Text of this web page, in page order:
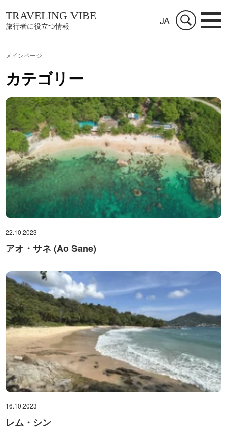
TRAVELING VIBE
旅行者に役立つ情報 JA
メインページ
カテゴリー
22.10.2023
アオ・サネ (Ao Sane)
16.10.2023
レム・シン